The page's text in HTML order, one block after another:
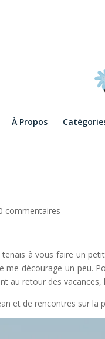
À Propos
commentaires
à vous faire un
me décourage un peu.
au retour des
et de rencontres sur